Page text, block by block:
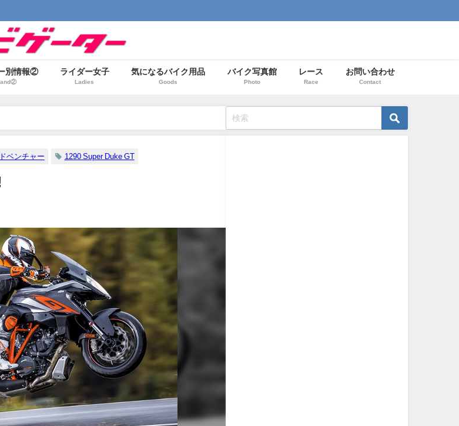
別情報② ライダー女子
Ladies
気になるバイク用品
Goods
バイク写真館
Photo
レース
Race
お問い合わせ
Contact
ベンチャー 1290 Super Duke GT